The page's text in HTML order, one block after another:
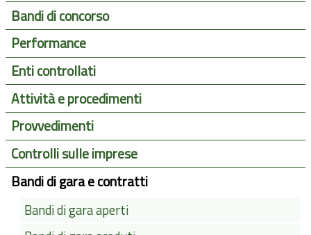
Bandi di concorso
Performance
Enti controllati
Attività e procedimenti
Provvedimenti
Controlli sulle imprese
Bandi di gara e contratti
Bandi di gara aperti